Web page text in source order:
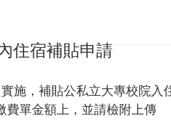
住宿補貼申請
施，補貼公私立大專校院
單金額上，並請檢附上傳